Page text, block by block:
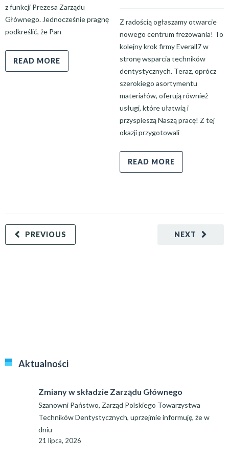
z funkcji Prezesa Zarządu
Głównego. Jednocześnie pragnę
podkreślić, że Pan
READ MORE
Z radością ogłaszamy otwarcie
nowego centrum frezowania! To
kolejny krok firmy Everall7 w
stronę wsparcia techników
dentystycznych. Teraz, oprócz
szerokiego asortymentu
materiałów, oferują również
usługi, które ułatwią i
przyspieszą Naszą pracę! Z tej
okazji przygotowali
READ MORE
NEXT
PREVIOUS
Aktualności
Zmiany w składzie Zarządu Głównego
Szanowni Państwo, Zarząd Polskiego Towarzystwa
Techników Dentystycznych, uprzejmie informuję, że w
dniu
21 lipca, 2026